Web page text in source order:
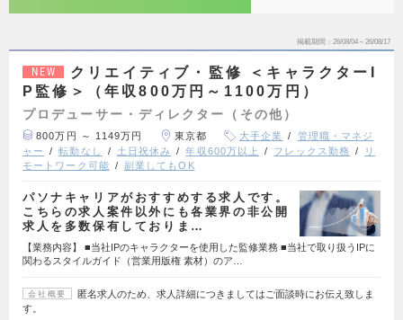
掲載期間 26/08/04～26/08/17
NEW
クリエイティブ・監修 ＜キャラクターI
P監修＞（年収800万円～1100万円）
プロデューサー・ディレクター（その他）
800万円 ～ 1149万円 東京都 大手企業
管理職・マネジ
ャー
転勤なし 土日祝休み 年収600万以上 フレックス勤務
リ
モートワーク可能
副業してもOK
パソナキャリアがおすすめする求人です。
こちらの求人案件以外にも各業界の非公開
求人を多数保有しておりま…
【業務内容】 ■当社IPのキャラクターを使用した監修業務 ■当社で取り扱うIPに
関わるスタイルガイド（営業用版権 素材）のア…
会社概要
匿名求人のため、求人詳細につきましてはご面談時にお伝え致しま
す。